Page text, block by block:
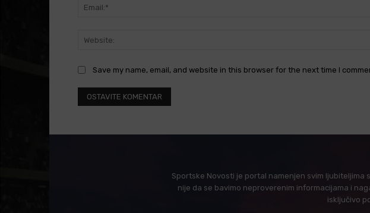
Save my name, email, and website in this browser for the next time I
Sportske Novosti je portal namenjen svim
nije da se bavimo neproverenim informacijama i
isključivo